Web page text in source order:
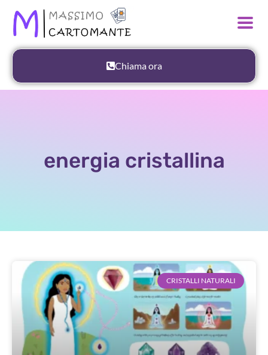
Chiama ora
energia cristallina
CRISTALLI NATURALI